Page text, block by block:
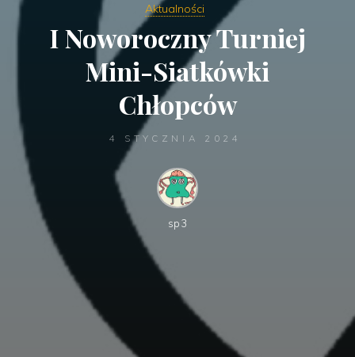
Aktualności
I Noworoczny Turniej
Mini-Siatkówki
Chłopców
4 STYCZNIA 2024
sp3